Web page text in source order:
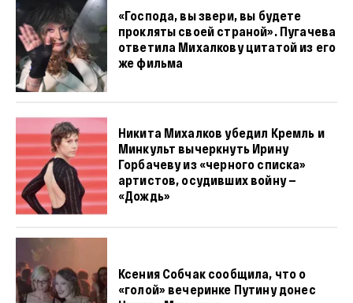
«Господа, вы звери, вы будете
прокляты своей страной». Пугачева
ответила Михалкову цитатой из его
же фильма
Никита Михалков убедил Кремль и
Минкульт вычеркнуть Ирину
Горбачеву из «черного списка»
артистов, осудивших войну —
«Дождь»
Ксения Собчак сообщила, что о
«голой» вечеринке Путину донес